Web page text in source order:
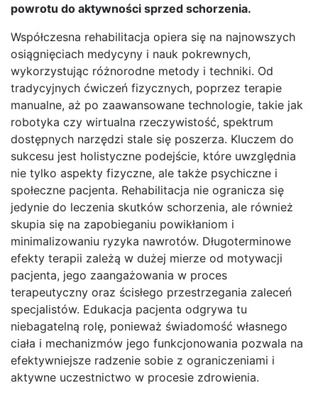
powrotu do aktywności sprzed schorzenia.
Współczesna rehabilitacja opiera się na najnowszych
osiągnięciach medycyny i nauk pokrewnych,
wykorzystując różnorodne metody i techniki. Od
tradycyjnych ćwiczeń fizycznych, poprzez terapie
manualne, aż po zaawansowane technologie, takie jak
robotyka czy wirtualna rzeczywistość, spektrum
dostępnych narzędzi stale się poszerza. Kluczem do
sukcesu jest holistyczne podejście, które uwzględnia
nie tylko aspekty fizyczne, ale także psychiczne i
społeczne pacjenta. Rehabilitacja nie ogranicza się
jedynie do leczenia skutków schorzenia, ale również
skupia się na zapobieganiu powikłaniom i
minimalizowaniu ryzyka nawrotów. Długoterminowe
efekty terapii zależą w dużej mierze od motywacji
pacjenta, jego zaangażowania w proces
terapeutyczny oraz ścisłego przestrzegania zaleceń
specjalistów. Edukacja pacjenta odgrywa tu
niebagatelną rolę, ponieważ świadomość własnego
ciała i mechanizmów jego funkcjonowania pozwala na
efektywniejsze radzenie sobie z ograniczeniami i
aktywne uczestnictwo w procesie zdrowienia.